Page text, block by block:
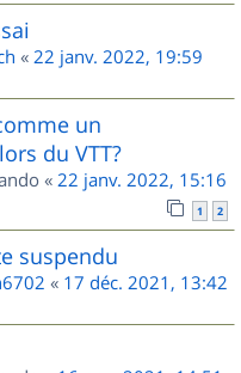
« 22 janv. 2022, 19:59
un
du VTT?
« 22 janv. 2022, 15:16
1 2
suspendu
« 17 déc. 2021, 13:42